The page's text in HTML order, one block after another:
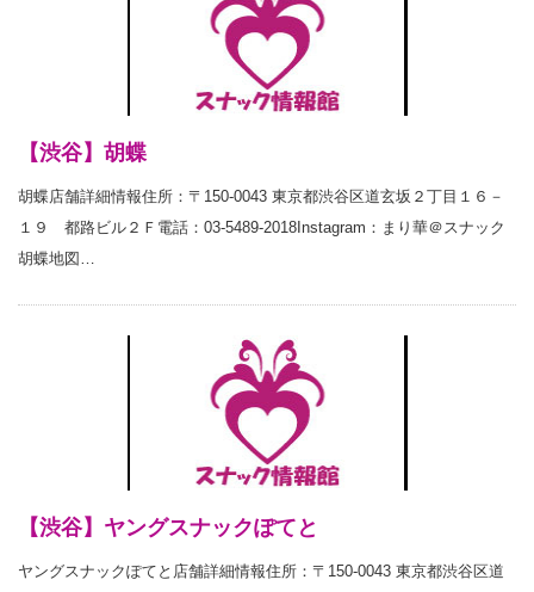
【渋谷】胡蝶
胡蝶店舗詳細情報住所：〒150-0043 東京都渋谷区道玄坂２丁目１６－
１９ 都路ビル２Ｆ電話：03-5489-2018Instagram：まり華＠スナック
胡蝶地図…
【渋谷】ヤングスナックぽてと
ヤングスナックぽてと店舗詳細情報住所：〒150-0043 東京都渋谷区道